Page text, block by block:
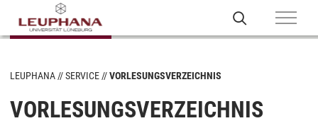
LEUPHANA SERVICE VORLESUNGSVERZEICHNIS
VORLESUNGSVERZEICHNIS